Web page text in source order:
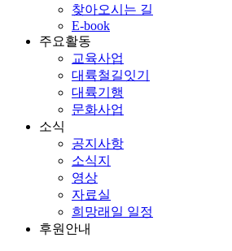
찾아오시는 길
E-book
주요활동
교육사업
대륙철길잇기
대륙기행
문화사업
소식
공지사항
소식지
영상
자료실
희망래일 일정
후원안내